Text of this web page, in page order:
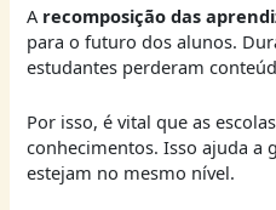
A recomposição das
para o futuro dos alunos.
estudantes perderam
Por isso, é vital que as
conhecimentos. Isso ajuda a
estejam no mesmo nível.